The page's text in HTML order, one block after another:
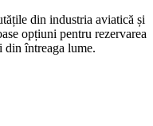
din industria aviatică și
opțiuni pentru rezervarea
din întreaga lume.